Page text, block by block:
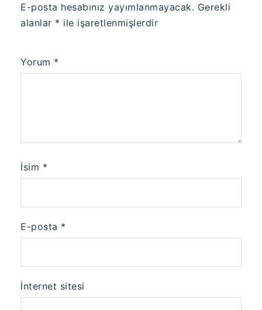
E-posta hesabınız yayımlanmayacak. Gerekli
alanlar * ile işaretlenmişlerdir
Yorum *
İsim *
E-posta *
İnternet sitesi